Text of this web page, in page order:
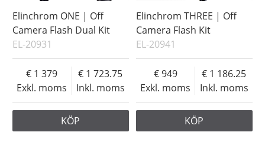
Elinchrom ONE | Off
Camera Flash Dual Kit
EL-20931
Exkl. moms
1 379
Inkl. moms
1 723.75
KÖP
Elinchrom THREE | Off
Camera Flash Kit
EL-20941
Exkl. moms
949
Inkl. moms
1 186.25
KÖP